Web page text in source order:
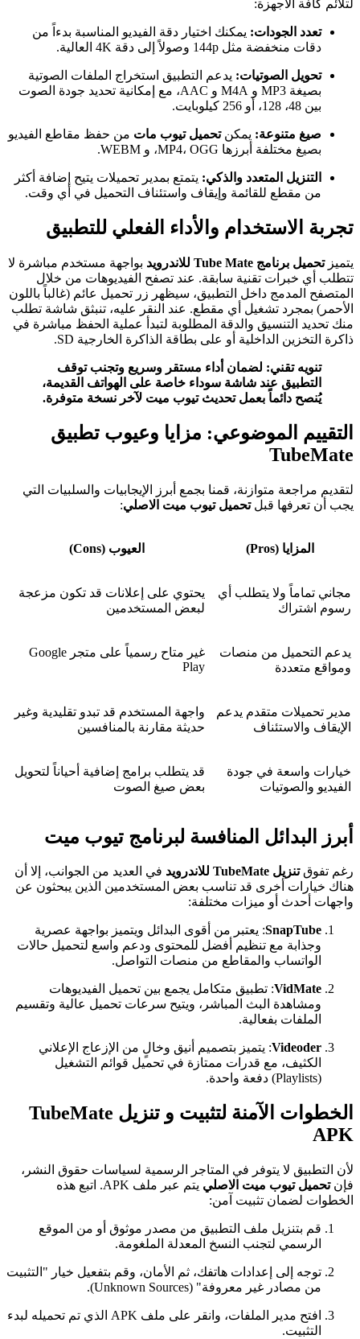
لتلائم كافة الأجهزة:
تعدد الجودات: يمكنك اختيار دقة الفيديو المناسبة بدءاً من
دقات منخفضة مثل 144p وصولاً إلى دقة 4K العالية.
تحويل الصوتيات: يدعم التطبيق استخراج الملفات الصوتية
بصيغة MP3 و M4A و AAC، مع إمكانية تحديد جودة الصوت
بين 48، 128، أو 256 كيلوبايت.
صيغ متنوعة: يمكنتحميل تيوب مات من حفظ مقاطع الفيديو
بصيغ مختلفة أبرزها MP4، OGG، و WEBM.
التنزيل المتعدد والذكي: يتمتع بمدير تحميلات يتيح إضافة أكثر
من مقطع للقائمة وإيقاف واستئناف التحميل في أي وقت.
تجربة الاستخدام والأداء الفعلي للتطبيق
يتميزتحميل برنامج Tube Mate للاندرويد
بواجهة مستخدم مباشرة لا
تتطلب أي خبرات تقنية سابقة. عند تصفح الفيديوهات من خلال
المتصفح المدمج داخل التطبيق، سيظهر زر تحميل عائم (غالباً باللون
الأحمر) بمجرد تشغيل أي مقطع. عند النقر عليه، تنبثق شاشة تطلب
منك تحديد التنسيق والدقة المطلوبة لتبدأ عملية الحفظ مباشرة في
ذاكرة التخزين الداخلية أو على بطاقة الذاكرة الخارجية SD.
تنويه تقني: لضمان أداء مستقر وسريع وتجنب توقف
التطبيق عند شاشة سوداء خاصة على الهواتف القديمة،
يُنصح دائماً بعمل تحديث تيوب ميت لآخر نسخة متوفرة.
التقييم الموضوعي: مزايا وعيوب تطبيق
TubeMate
لتقديم مراجعة متوازنة، قمنا بجمع أبرز الإيجابيات والسلبيات التي
يجب أن تعرفها قبلتحميل تيوب ميت الاصلي:
المزايا (Pros) العيوب (Cons)
مجاني تماماً ولا يتطلب أي
رسوم اشتراك
يحتوي على إعلانات قد تكون مزعجة
لبعض المستخدمين
يدعم التحميل من منصات
ومواقع متعددة
غير متاح رسمياً على متجر Google
Play
مدير تحميلات متقدم يدعم
الإيقاف والاستئناف
واجهة المستخدم قد تبدو تقليدية وغير
حديثة مقارنة بالمنافسين
خيارات واسعة في جودة
الفيديو والصوتيات
قد يتطلب برامج إضافية أحياناً لتحويل
بعض صيغ الصوت
أبرز البدائل المنافسة لبرنامج تيوب ميت
رغم تفوقتنزيل TubeMate للاندرويد
في العديد من الجوانب، إلا أن
هناك خيارات أخرى قد تناسب بعض المستخدمين الذين يبحثون عن
واجهات أحدث أو ميزات مختلفة:
SnapTube: يعتبر من أقوى البدائل ويتميز بواجهة عصرية
وجذابة مع تنظيم أفضل للمحتوى ودعم واسع لتحميل حالات
الواتساب والمقاطع من منصات التواصل.
VidMate: تطبيق متكامل يجمع بين تحميل الفيديوهات
ومشاهدة البث المباشر، ويتيح سرعات تحميل عالية وتقسيم
الملفات بفعالية.
Videoder: يتميز بتصميم أنيق وخالٍ من الإزعاج الإعلاني
الكثيف، مع قدرات ممتازة في تحميل قوائم التشغيل
(Playlists) دفعة واحدة.
الخطوات الآمنة لتثبيت و تنزيل TubeMate
APK
لأن التطبيق لا يتوفر في المتاجر الرسمية لسياسات حقوق النشر،
فإنتحميل تيوب ميت الاصلي
يتم عبر ملف APK. اتبع هذه
الخطوات لضمان تثبيت آمن:
قم بتنزيل ملف التطبيق من مصدر موثوق أو من الموقع
الرسمي لتجنب النسخ المعدلة الملغومة.
توجه إلى إعدادات هاتفك، ثم الأمان، وقم بتفعيل خيار "التثبيت
من مصادر غير معروفة" (Unknown Sources).
افتح مدير الملفات، وانقر على ملف APK الذي تم تحميله لبدء
التثبيت.